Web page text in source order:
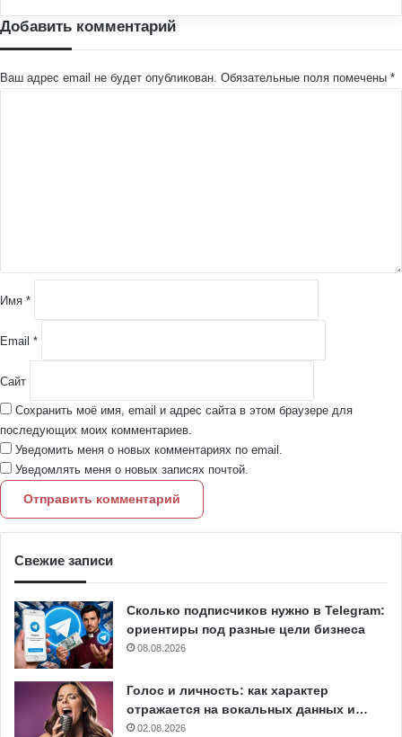
Добавить комментарий
Ваш адрес email не будет опубликован. Обязательные поля помечены *
и
йИмя *
Email *
Сайт
Сохранить моё имя, email и адрес сайта в этом браузере для
последующих моих комментариев.
Уведомить меня о новых комментариях по email.
Уведомлять меня о новых записях почтой.
Свежие записи
Сколько подписчиков нужно в Telegram:
ориентиры под разные цели бизнеса
08.08.2026
Голос и личность: как характер
отражается на вокальных данных и…
02.08.2026